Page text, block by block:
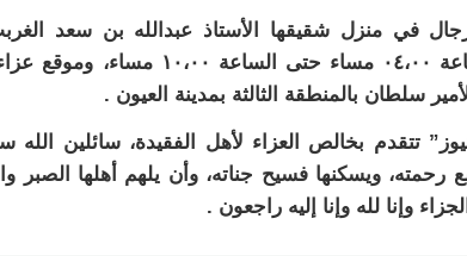
في منزل شقيقها الأستاذ عبدالله بن سعد
المعزين من الساعة ٠٤،٠٠ مساء
سلطان بالمنطقة الثالثة بمدينة العيون .
تتقدم بخالص العزاء لأهل الفقيدة، سائلين الله
رحمته، ويسكنها فسيح جناته، وأن يلهم أهلها الصبر
وإنا لله وإنا إليه راجعون .